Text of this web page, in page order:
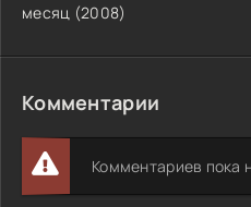
месяц (2008)
Комментарии
Комментариев пока